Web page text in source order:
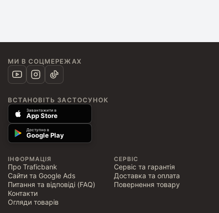
МИ В СОЦМЕРЕЖАХ
ВСТАНОВІТЬ ЗАСТОСУНОК
Завантажити в
App Store
Доступно в
Google Play
ІНФОРМАЦІЯ
Про Traficbank
Сайти та Google Ads
Питання та відповіді (FAQ)
Контакти
Огляди товарів
СЕРВІС
Сервіс та гарантія
Доставка та оплата
Повернення товару